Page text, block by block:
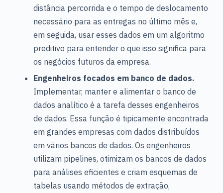
distância percorrida e o tempo de deslocamento
necessário para as entregas no último mês e,
em seguida, usar esses dados em um algoritmo
preditivo para entender o que isso significa para
os negócios futuros da empresa.
Engenheiros focados em banco de dados.
Implementar, manter e alimentar o banco de
dados analítico é a tarefa desses engenheiros
de dados. Essa função é tipicamente encontrada
em grandes empresas com dados distribuídos
em vários bancos de dados. Os engenheiros
utilizam pipelines, otimizam os bancos de dados
para análises eficientes e criam esquemas de
tabelas usando métodos de extração,